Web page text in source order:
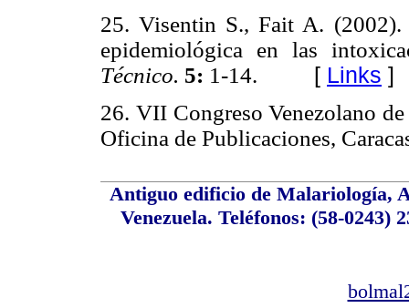
25. Visentin S., Fait A.
epidemiológica en las
Técnico. 5: 1-14. [ Links ]
26. VII Congreso Venezolano
Oficina de Publicaciones,
Antiguo edificio de Malariología,
Venezuela. Teléfonos: (58-0243)